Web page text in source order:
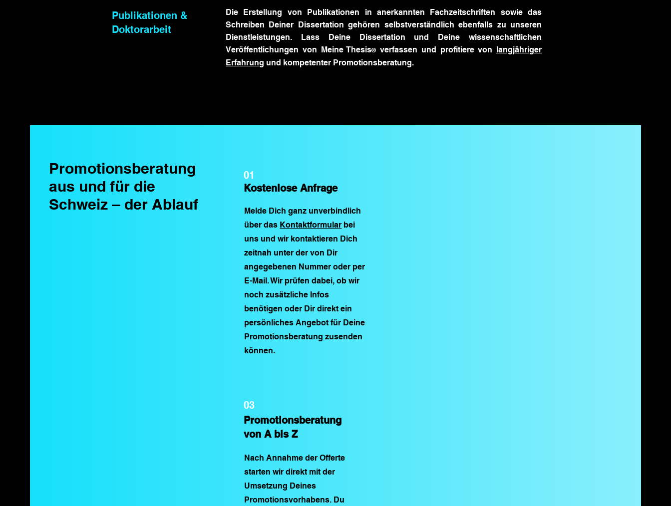
Publikationen &
Doktorarbeit
Die Erstellung von Publikationen in anerkannten Fachzeitschriften sowie das
Schreiben Deiner Dissertation gehören selbstverständlich ebenfalls zu unseren
Dienstleistungen. Lass Deine Dissertation und Deine wissenschaftlichen
Veröffentlichungen von Meine Thesis® verfassen und profitiere von langjähriger
Erfahrung und kompetenter Promotionsberatung.
Promotionsberatung
aus und für die
Schweiz – der Ablauf
01
Kostenlose Anfrage
Melde Dich ganz unverbindlich
über das Kontaktformular bei
uns und wir kontaktieren Dich
zeitnah unter der von Dir
angegebenen Nummer oder per
E-Mail. Wir prüfen dabei, ob wir
noch zusätzliche Infos
benötigen oder Dir direkt ein
persönliches Angebot für Deine
Promotionsberatung zusenden
können.
03
Promotionsberatung
von A bis Z
Nach Annahme der Offerte
starten wir direkt mit der
Umsetzung Deines
Promotionsvorhabens. Du